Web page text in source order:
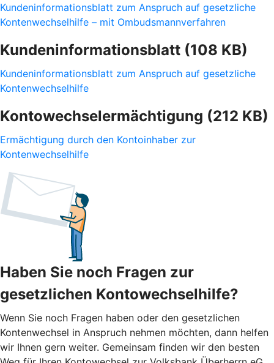
Kundeninformationsblatt zum Anspruch auf gesetzliche
Kontenwechselhilfe – mit Ombudsmannverfahren
Kundeninformationsblatt (108 KB)
Kundeninformationsblatt zum Anspruch auf gesetzliche
Kontenwechselhilfe
Kontowechselermächtigung (212 KB)
Ermächtigung durch den Kontoinhaber zur
Kontenwechselhilfe
Haben Sie noch Fragen zur
gesetzlichen Kontowechselhilfe?
Wenn Sie noch Fragen haben oder den gesetzlichen
Kontenwechsel in Anspruch nehmen möchten, dann helfen
wir Ihnen gern weiter. Gemeinsam finden wir den besten